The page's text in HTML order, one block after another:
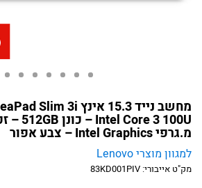
מ.גרפי Intel Graphics – צבע אפור
למגוון מוצרי Lenovo
מק"ט אייבורי: 83KD001PIV